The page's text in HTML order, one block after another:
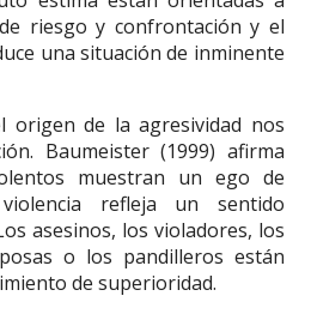
riesgo y confrontación y el
una situación de inminente
origen de la agresividad nos
Baumeister (1999) afirma
muestran un ego de
refleja un sentido
asesinos, los violadores, los
o los pandilleros están
de superioridad.